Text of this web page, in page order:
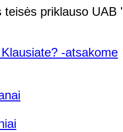
priklauso UAB
-atsakome